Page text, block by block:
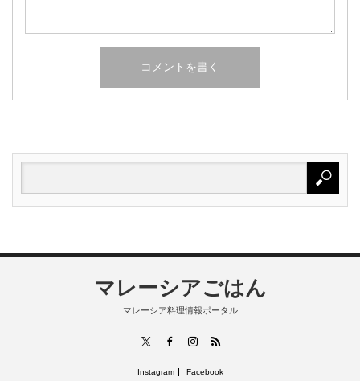
マレーシアごはん
マレーシア料理情報ポータル
FacebookInstagram
RSS
Instagram Facebook